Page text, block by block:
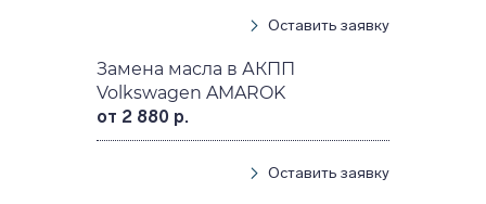
Оставить заявку
Замена масла в АКПП
Volkswagen AMAROK
от 2 880 р.
Оставить заявку